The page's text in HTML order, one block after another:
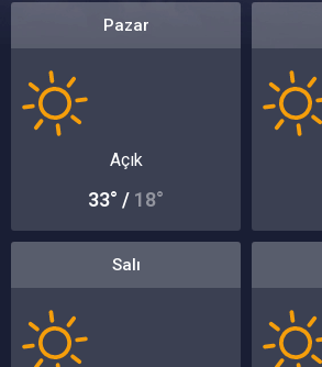
Pazar
Açık
33° / 18°
Salı